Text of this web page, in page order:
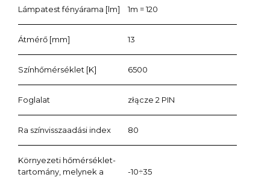
Lámpatest fényárama [lm] 1m = 120
Átmérő [mm] 13
Színhőmérséklet [K] 6500
Foglalat złącze 2 PIN
Ra színvisszaadási index 80
Környezeti hőmérséklet-
tartomány, melynek a
-10÷35